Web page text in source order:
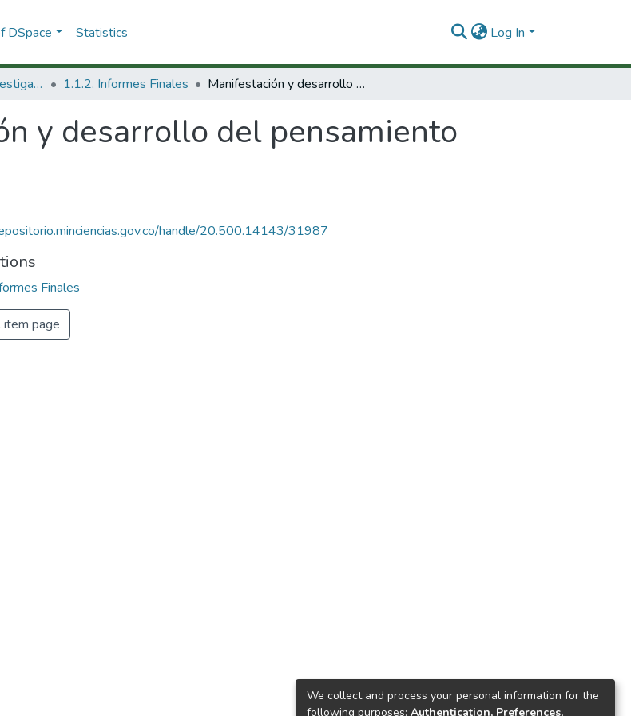
DSpace Statistics Log In
1.1 Productos de investigación 1.1.2. Informes Finales Manifestación y desarrollo del pensamiento matemático informal :
y desarrollo del pensamiento
handle/20.500.14143/31987
Finales
item page
We collect and process your personal information for the
following purposes: Authentication, Preferences,